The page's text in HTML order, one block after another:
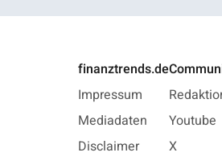
finanztrends.de
Impressum
Mediadaten
Disclaimer
Youtube
X